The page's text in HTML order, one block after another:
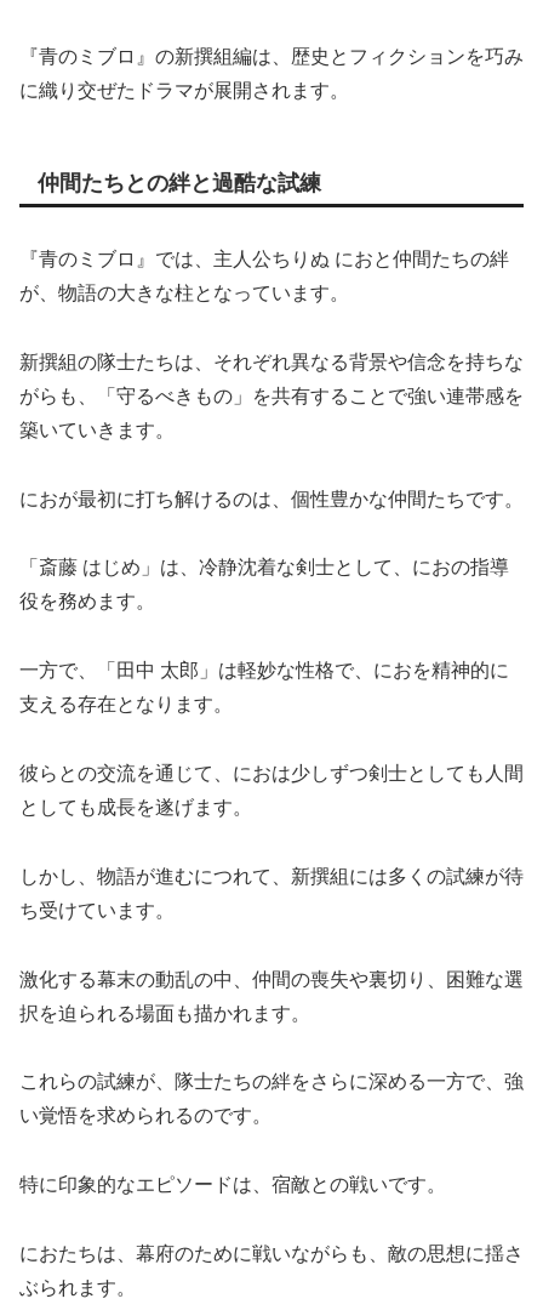
『青のミブロ』の新撰組編は、歴史とフィクションを巧み
に織り交ぜたドラマが展開されます。
仲間たちとの絆と過酷な試練
『青のミブロ』では、主人公ちりぬ におと仲間たちの絆
が、物語の大きな柱となっています。
新撰組の隊士たちは、それぞれ異なる背景や信念を持ちな
がらも、「守るべきもの」を共有することで強い連帯感を
築いていきます。
におが最初に打ち解けるのは、個性豊かな仲間たちです。
「斎藤 はじめ」は、冷静沈着な剣士として、におの指導
役を務めます。
一方で、「田中 太郎」は軽妙な性格で、におを精神的に
支える存在となります。
彼らとの交流を通じて、におは少しずつ剣士としても人間
としても成長を遂げます。
しかし、物語が進むにつれて、新撰組には多くの試練が待
ち受けています。
激化する幕末の動乱の中、仲間の喪失や裏切り、困難な選
択を迫られる場面も描かれます。
これらの試練が、隊士たちの絆をさらに深める一方で、強
い覚悟を求められるのです。
特に印象的なエピソードは、宿敵との戦いです。
におたちは、幕府のために戦いながらも、敵の思想に揺さ
ぶられます。